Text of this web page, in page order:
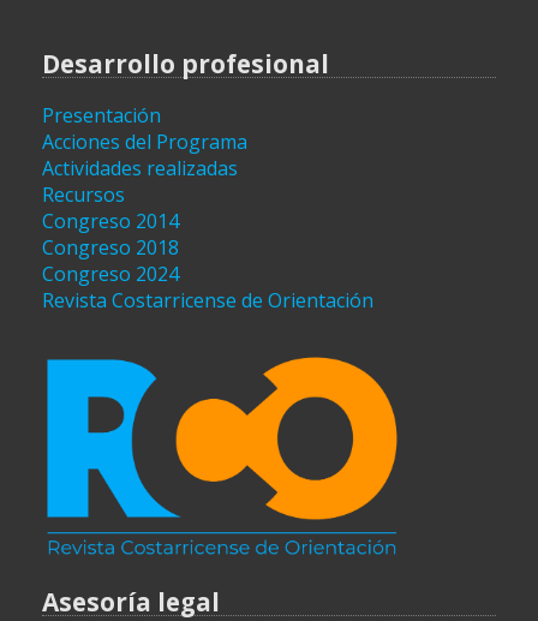
Desarrollo profesional
Presentación
Acciones del Programa
Actividades realizadas
Recursos
Congreso 2014
Congreso 2018
Congreso 2024
Revista Costarricense de Orientación
Asesoría legal